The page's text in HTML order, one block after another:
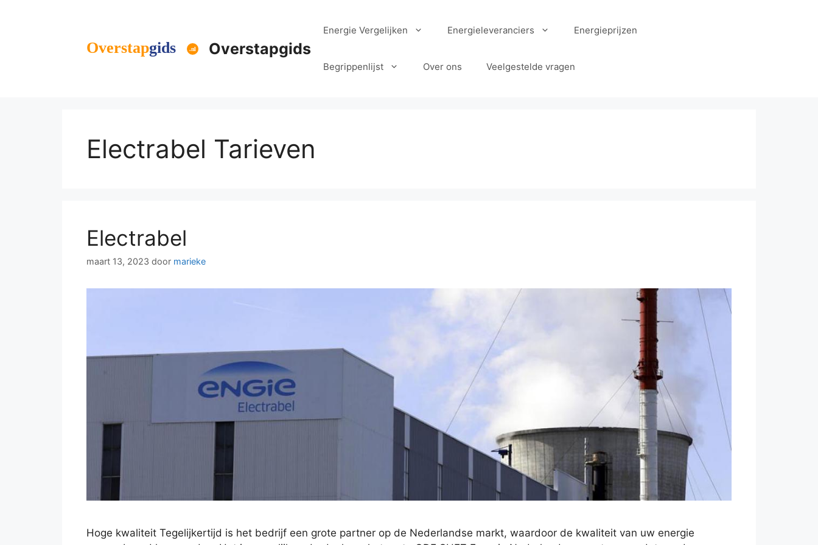
Overstapgids
Energie Vergelijken Energieleveranciers Energieprijzen
Begrippenlijst Over ons Veelgestelde vragen
Electrabel Tarieven
Electrabel
maart 13, 2023 door marieke
Hoge kwaliteit Tegelijkertijd is het bedrijf een grote partner op de Nederlandse markt, waardoor de kwaliteit van uw energie